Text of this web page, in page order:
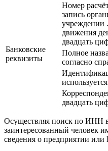
Банковские
реквизиты
Номер
запись
учреждении .
движения
двадцать
Полное
согласно
двадцать
Осуществляя поиск по ИНН
заинтересованный человек
сведения о предприятии